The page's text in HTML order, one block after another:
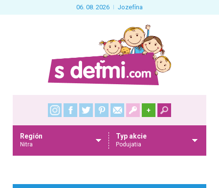
06. 08. 2026 Jozefína
+
Región
Nitra
Typ akcie
Podujatia